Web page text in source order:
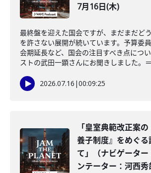
7月16日(木)
最終盤を迎えた国会ですが、まだまだど
を許さない展開が続いています。予算委
会期延長など、国会の注目すべき点につ
ストの武田一顕さんにお聞きしました。
2026.07.16 |00:09:25
「皇室典範改正案
養子制度』をめぐる
て」（ナビゲータ
ンテーター：河西